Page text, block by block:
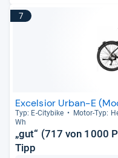
7
Excelsior Urban-E
Typ: E-​City­bike Motor-​Typ:
Wh
„gut“ (717 von 1000
Tipp